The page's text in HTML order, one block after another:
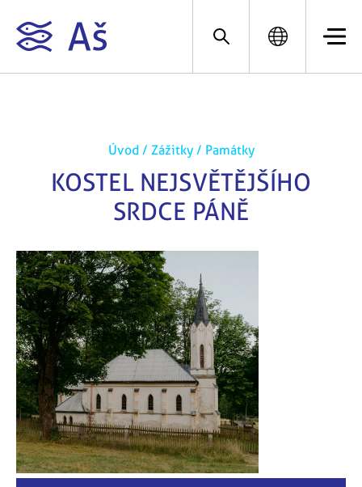
Úvod / Zážitky / Památky
KOSTEL NEJSVĚTĚJŠÍHO
SRDCE PÁNĚ